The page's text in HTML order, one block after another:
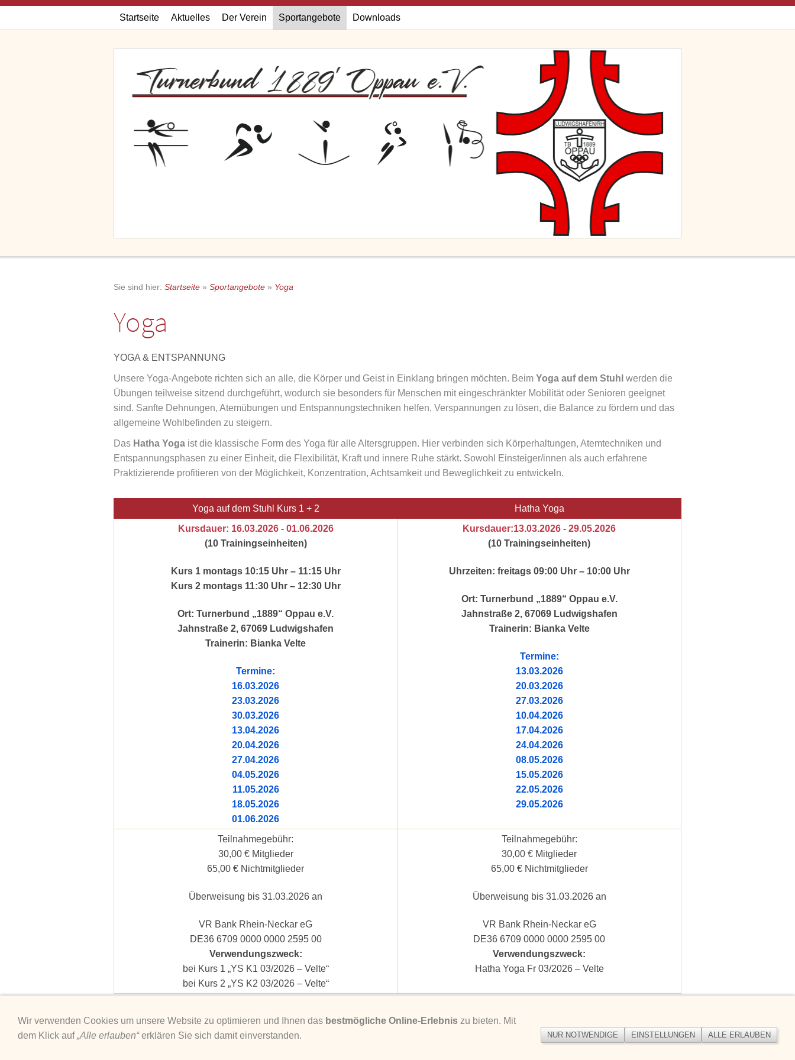
Startseite Aktuelles Der Verein Sportangebote Downloads
Sie sind hier: Startseite » Sportangebote » Yoga
Yoga
YOGA & ENTSPANNUNG
Unsere Yoga-Angebote richten sich an alle, die Körper und Geist in Einklang bringen möchten. Beim Yoga auf dem Stuhl werden die
Übungen teilweise sitzend durchgeführt, wodurch sie besonders für Menschen mit eingeschränkter Mobilität oder Senioren geeignet
sind. Sanfte Dehnungen, Atemübungen und Entspannungstechniken helfen, Verspannungen zu lösen, die Balance zu fördern und das
allgemeine Wohlbefinden zu steigern.
Das Hatha Yoga ist die klassische Form des Yoga für alle Altersgruppen. Hier verbinden sich Körperhaltungen, Atemtechniken und
Entspannungsphasen zu einer Einheit, die Flexibilität, Kraft und innere Ruhe stärkt. Sowohl Einsteiger/innen als auch erfahrene
Praktizierende profitieren von der Möglichkeit, Konzentration, Achtsamkeit und Beweglichkeit zu entwickeln.
Yoga auf dem Stuhl Kurs 1 + 2
Hatha Yoga
Kursdauer: 16.03.2026 - 01.06.2026
(10 Trainingseinheiten)
Kurs 1 montags 10:15 Uhr – 11:15 Uhr
Kurs 2 montags 11:30 Uhr – 12:30 Uhr
Ort: Turnerbund „1889“ Oppau e.V.
Jahnstraße 2, 67069 Ludwigshafen
Trainerin: Bianka Velte
Termine:
16.03.2026
23.03.2026
30.03.2026
13.04.2026
20.04.2026
27.04.2026
04.05.2026
11.05.2026
18.05.2026
01.06.2026
Kursdauer:13.03.2026 - 29.05.2026
(10 Trainingseinheiten)
Uhrzeiten: freitags 09:00 Uhr – 10:00 Uhr
Ort: Turnerbund „1889“ Oppau e.V.
Jahnstraße 2, 67069 Ludwigshafen
Trainerin: Bianka Velte
Termine:
13.03.2026
20.03.2026
27.03.2026
10.04.2026
17.04.2026
24.04.2026
08.05.2026
15.05.2026
22.05.2026
29.05.2026
Teilnahmegebühr:
30,00 € Mitglieder
65,00 € Nichtmitglieder
Überweisung bis 31.03.2026 an
VR Bank Rhein-Neckar eG
DE36 6709 0000 0000 2595 00
Verwendungszweck:
bei Kurs 1 „YS K1 03/2026 – Velte“
bei Kurs 2 „YS K2 03/2026 – Velte“
Teilnahmegebühr:
30,00 € Mitglieder
65,00 € Nichtmitglieder
Überweisung bis 31.03.2026 an
VR Bank Rhein-Neckar eG
DE36 6709 0000 0000 2595 00
Verwendungszweck:
Hatha Yoga Fr 03/2026 – Velte
Wir verwenden Cookies um unsere Website zu optimieren und Ihnen das bestmögliche Online-Erlebnis zu bieten. Mit
dem Klick auf„Alle erlauben“erklären Sie sich damit einverstanden. NUR NOTWENDIGE EINSTELLUNGEN ALLE ERLAUBEN